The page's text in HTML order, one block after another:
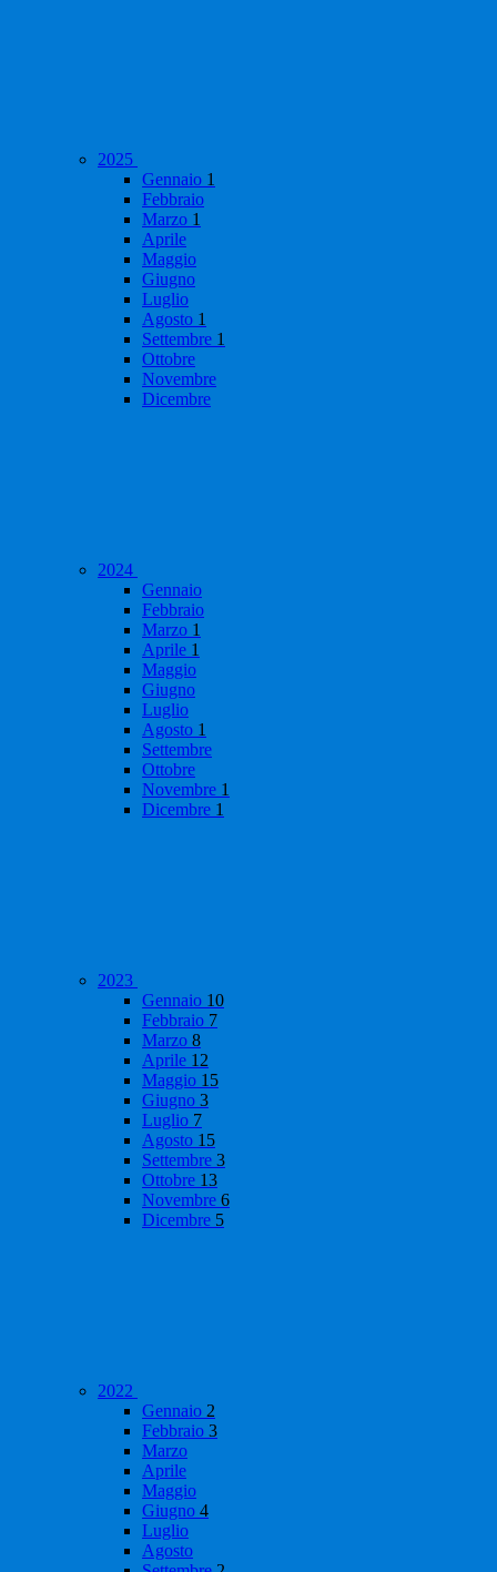
2025
Gennaio 1
Febbraio
Marzo 1
Aprile
Maggio
Giugno
Luglio
Agosto 1
Settembre 1
Ottobre
Novembre
Dicembre
2024
Gennaio
Febbraio
Marzo 1
Aprile 1
Maggio
Giugno
Luglio
Agosto 1
Settembre
Ottobre
Novembre 1
Dicembre 1
2023
Gennaio 10
Febbraio 7
Marzo 8
Aprile 12
Maggio 15
Giugno 3
Luglio 7
Agosto 15
Settembre 3
Ottobre 13
Novembre 6
Dicembre 5
2022
Gennaio 2
Febbraio 3
Marzo
Aprile
Maggio
Giugno 4
Luglio
Agosto